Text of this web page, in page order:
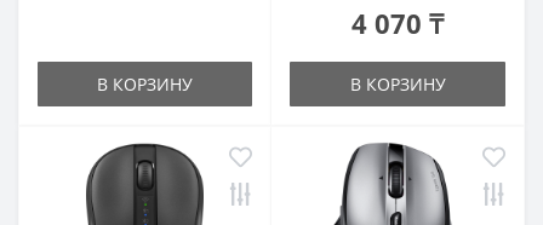
В КОРЗИНУ
4 070 ₸
В КОРЗИНУ